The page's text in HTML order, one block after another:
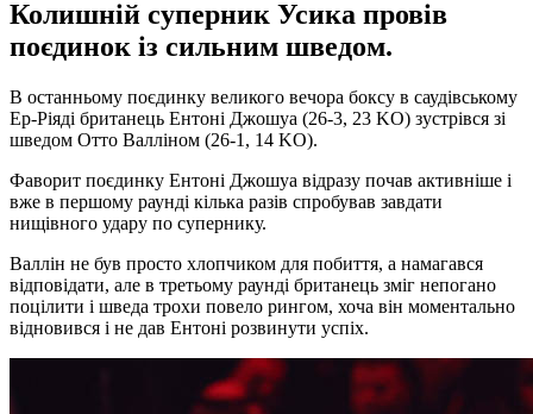
Колишній суперник Усика провів
поєдинок із сильним шведом.
В останньому поєдинку великого вечора боксу в саудівському
Ер-Ріяді британець Ентоні Джошуа (26-3, 23 KO) зустрівся зі
шведом Отто Валліном (26-1, 14 KO).
Фаворит поєдинку Ентоні Джошуа відразу почав активніше і
вже в першому раунді кілька разів спробував завдати
нищівного удару по супернику.
Валлін не був просто хлопчиком для побиття, а намагався
відповідати, але в третьому раунді британець зміг непогано
поцілити і шведа трохи повело рингом, хоча він моментально
відновився і не дав Ентоні розвинути успіх.